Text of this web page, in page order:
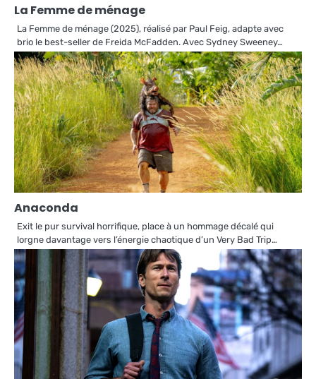
La Femme de ménage
La Femme de ménage (2025), réalisé par Paul Feig, adapte avec
brio le best-seller de Freida McFadden. Avec Sydney Sweeney…
Anaconda
Exit le pur survival horrifique, place à un hommage décalé qui
lorgne davantage vers l’énergie chaotique d’un Very Bad Trip…